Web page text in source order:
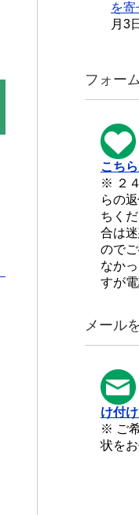
を
月3日
フォー
こち
※ ２
らの
ちく
合は
ので
なか
すが
メール
け付
※ ご
状をお